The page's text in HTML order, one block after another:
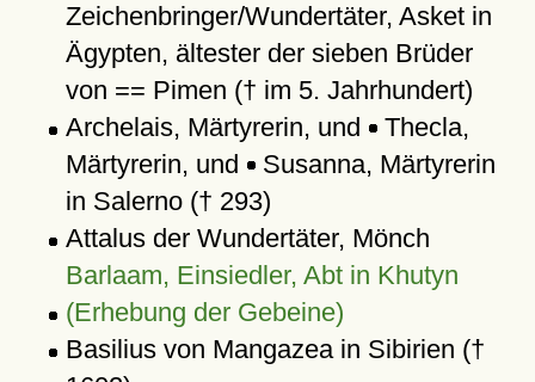
Zeichenbringer/Wundertäter, Asket in
Ägypten, ältester der sieben Brüder
von == Pimen († im 5. Jahrhundert)
Archelais, Märtyrerin, und Thecla,
Märtyrerin, und Susanna, Märtyrerin
in Salerno († 293)
Attalus der Wundertäter, Mönch
Barlaam, Einsiedler, Abt in Khutyn
(Erhebung der Gebeine)
Basilius von Mangazea in Sibirien (†